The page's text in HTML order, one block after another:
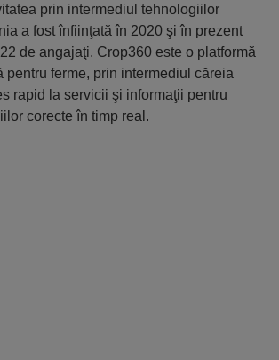
prin intermediul tehnologiilor
a fost înfiinţată în 2020 şi în prezent
de angajaţi. Crop360 este o platformă
pentru ferme, prin intermediul căreia
rapid la servicii şi informaţii pentru
corecte în timp real.